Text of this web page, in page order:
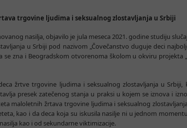
trgovine ljudima i seksualnog zlostavljanja u Srbiji
nasilja, objavilo je jula meseca 2021. godine studiju
u Srbiji pod nazivom „Čovečanstvo duguje deci
se zna i Beogradskom otvorenoma školom u okviru projekta
žrtve trgovine ljudima i seksualnog zlostavljanja u Srbiji,
presek zatečenog stanja u praksi u kojem se iznova i
maloletnih žrtava trgovine ljudima i seksualnog
kao i da deca koja su iskusila nasilje ni u jednom
kao i od sekundarne viktimizacije.